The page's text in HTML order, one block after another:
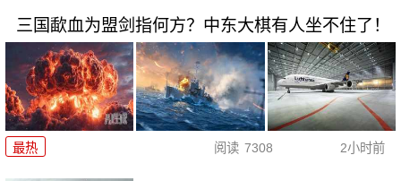
三国歃血为盟剑指何方？中东大棋有人坐不住了！
最热 阅读 7308 2小时前